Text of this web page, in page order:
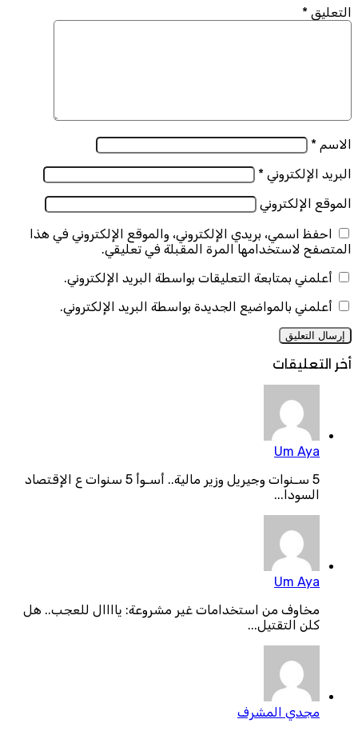
التعليق *
الاسم *
البريد الإلكتروني *
الموقع الإلكتروني
احفظ اسمي، بريدي الإلكتروني، والموقع الإلكتروني في هذا
المتصفح لاستخدامها المرة المقبلة في تعليقي.
أعلمني بمتابعة التعليقات بواسطة البريد الإلكتروني.
أعلمني بالمواضيع الجديدة بواسطة البريد الإلكتروني.
أخر التعليقات
Um Aya
5 سـنوات وجيريل وزير مالية.. أسـوأ 5 سنوات ع الإقتصاد
السودا...
Um Aya
مخاوف من استخدامات غير مشروعة: ياااال للعجب.. هل
كلن التقتيل...
مجدي المشرف